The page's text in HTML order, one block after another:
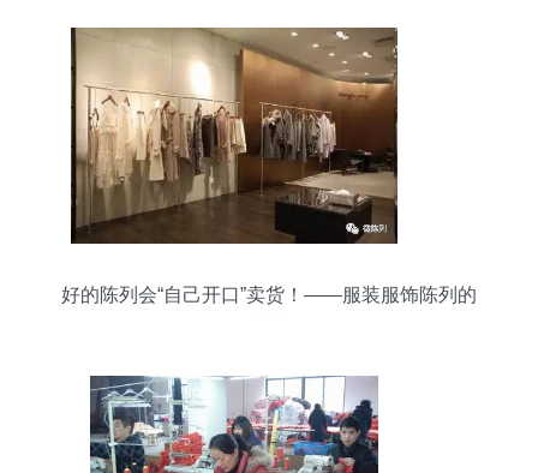
好的陈列会“自己开口”卖货！——服装服饰陈列的